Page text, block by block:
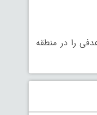
تا هدفی را در منطقه